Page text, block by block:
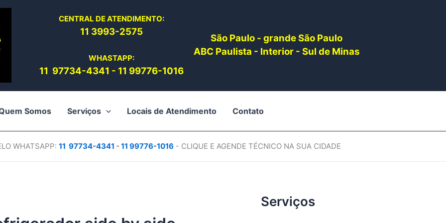
CENTRAL DE ATENDIMENTO:
11 3993-2575
WHASTAPP:
11 97734-4341 - 11 99776-1016
São Paulo - grande São Paulo
ABC Paulista - Interior - Sul de Minas
Somos Serviços Locais de Atendimento Contato
WHATSAPP: 11 97734-4341 - 11 99776-1016 - CLIQUE E AGENDE TÉCNICO NA SUA CIDADE
Serviços